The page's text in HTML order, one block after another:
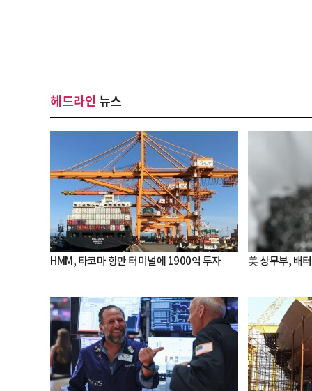
헤드라인 뉴스
HMM, 타코마 항만 터미널에 1900억 투자 美 상무부, 배